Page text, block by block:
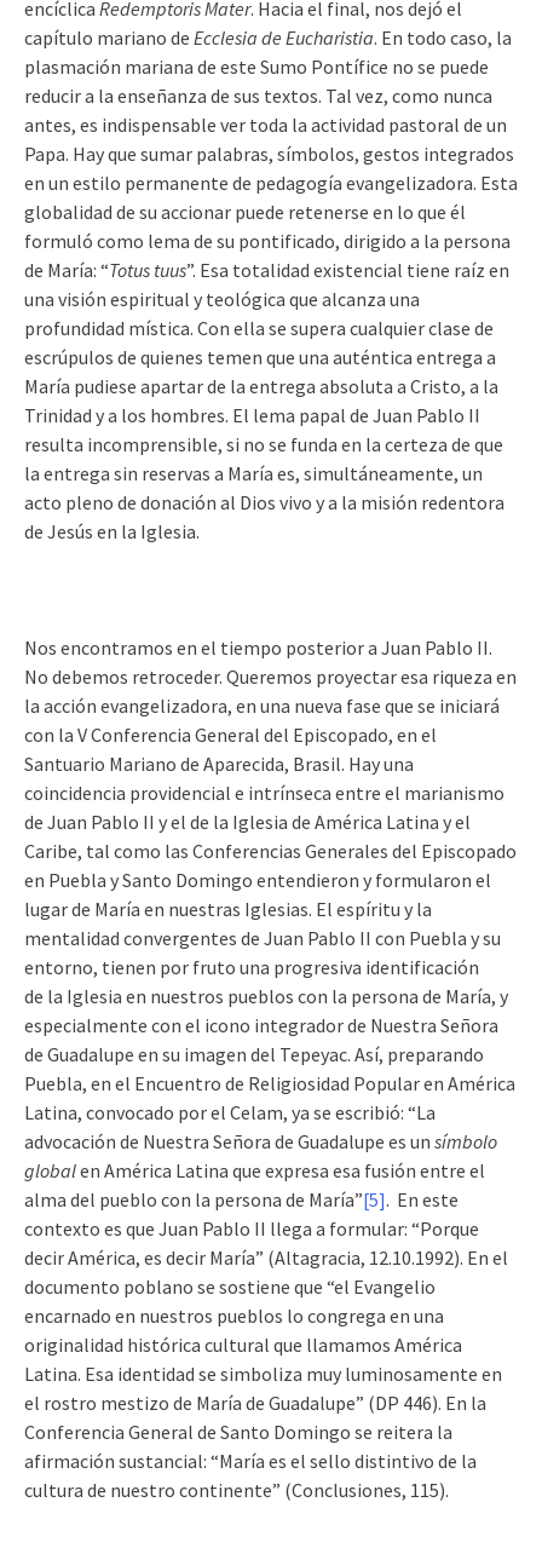
encíclica Redemptoris Mater. Hacia el final, nos dejó el
capítulo mariano de Ecclesia de Eucharistia. En todo caso, la
plasmación mariana de este Sumo Pontífice no se puede
reducir a la enseñanza de sus textos. Tal vez, como nunca
antes, es indispensable ver toda la actividad pastoral de un
Papa. Hay que sumar palabras, símbolos, gestos integrados
en un estilo permanente de pedagogía evangelizadora. Esta
globalidad de su accionar puede retenerse en lo que él
formuló como lema de su pontificado, dirigido a la persona
de María: “Totus tuus”. Esa totalidad existencial tiene raíz en
una visión espiritual y teológica que alcanza una
profundidad mística. Con ella se supera cualquier clase de
escrúpulos de quienes temen que una auténtica entrega a
María pudiese apartar de la entrega absoluta a Cristo, a la
Trinidad y a los hombres. El lema papal de Juan Pablo II
resulta incomprensible, si no se funda en la certeza de que
la entrega sin reservas a María es, simultáneamente, un
acto pleno de donación al Dios vivo y a la misión redentora
de Jesús en la Iglesia.
Nos encontramos en el tiempo posterior a Juan Pablo II.
No debemos retroceder. Queremos proyectar esa riqueza en
la acción evangelizadora, en una nueva fase que se iniciará
con la V Conferencia General del Episcopado, en el
Santuario Mariano de Aparecida, Brasil. Hay una
coincidencia providencial e intrínseca entre el marianismo
de Juan Pablo II y el de la Iglesia de América Latina y el
Caribe, tal como las Conferencias Generales del Episcopado
en Puebla y Santo Domingo entendieron y formularon el
lugar de María en nuestras Iglesias. El espíritu y la
mentalidad convergentes de Juan Pablo II con Puebla y su
entorno, tienen por fruto una progresiva identificación
de la Iglesia en nuestros pueblos con la persona de María, y
especialmente con el icono integrador de Nuestra Señora
de Guadalupe en su imagen del Tepeyac. Así, preparando
Puebla, en el Encuentro de Religiosidad Popular en América
Latina, convocado por el Celam, ya se escribió: “La
advocación de Nuestra Señora de Guadalupe es un símbolo
globalen América Latina que expresa esa fusión entre el
alma del pueblo con la persona de María”[5]. En este
contexto es que Juan Pablo II llega a formular: “Porque
decir América, es decir María” (Altagracia, 12.10.1992). En el
documento poblano se sostiene que “el Evangelio
encarnado en nuestros pueblos lo congrega en una
originalidad histórica cultural que llamamos América
Latina. Esa identidad se simboliza muy luminosamente en
el rostro mestizo de María de Guadalupe” (DP 446). En la
Conferencia General de Santo Domingo se reitera la
afirmación sustancial: “María es el sello distintivo de la
cultura de nuestro continente” (Conclusiones, 115).